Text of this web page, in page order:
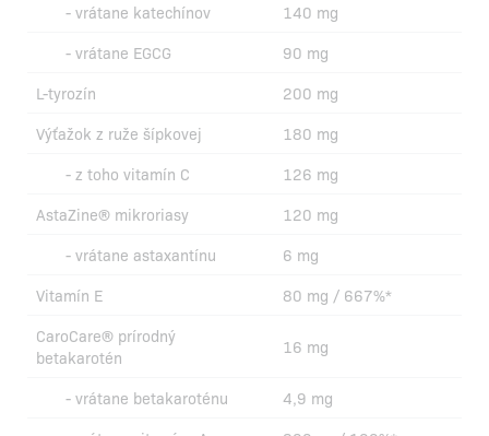
- vrátane katechínov
140 mg
- vrátane EGCG
90 mg
L-tyrozín
200 mg
Výťažok z ruže šípkovej
180 mg
- z toho vitamín C
126 mg
AstaZine® mikroriasy
120 mg
- vrátane astaxantínu
6 mg
Vitamín E
80 mg / 667%*
CaroCare® prírodný
betakarotén
16 mg
- vrátane betakaroténu
4,9 mg